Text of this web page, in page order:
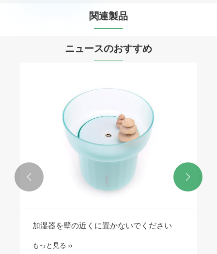
関連製品
ニュースのおすすめ
加湿器を壁の近くに置かないでください
もっと見る >>
 